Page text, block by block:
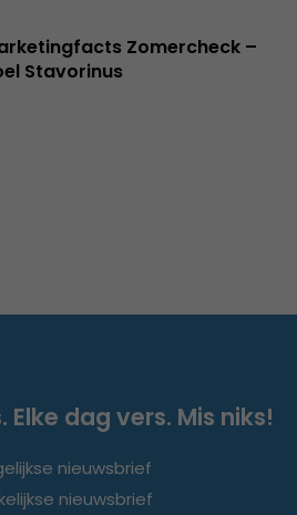
Zomercheck –
Stavorinus
dag vers. Mis niks!
nieuwsbrief
nieuwsbrief